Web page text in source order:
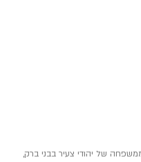
של יהודי צעיר בבני ברק,